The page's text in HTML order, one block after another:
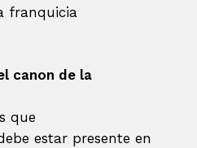
franquicia
canon de la
que
estar presente en